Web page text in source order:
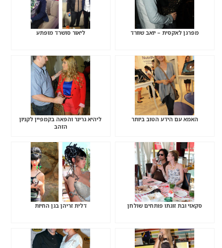
מפרגן לאקסית – יואב שוורד ליאור סושרד מופתע
האמא עם הידע הטוב ביותר
ליהיא גרינר והפאה בקמפיין לקניון
הזהב
סקאזי ובת זוגתו פותחים שולחן דלית זריהן בגן החיות